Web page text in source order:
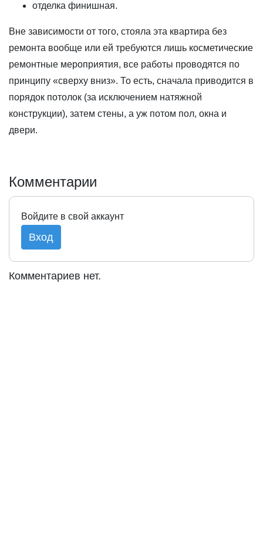
отделка финишная.
Вне зависимости от того, стояла эта квартира без
ремонта вообще или ей требуются лишь косметические
ремонтные мероприятия, все работы проводятся по
принципу «сверху вниз». То есть, сначала приводится в
порядок потолок (за исключением натяжной
конструкции), затем стены, а уж потом пол, окна и
двери.
Комментарии
Войдите в свой аккаунт
Вход
Комментариев нет.